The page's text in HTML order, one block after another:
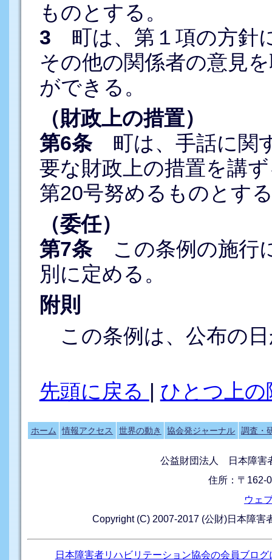
ものとする。
3 町は、第１項の方針
その他の関係者の意見
ができる。
（財政上の措置）
第6条町は、手話に関
要な財政上の措置を講
第20号努めるものとす
（委任）
第7条この条例の施行
別に定める。
附則
この条例は、公布の
先頭に戻る ひとつ上の
ホーム 情報アクセス 世界の動き 協会発ジャーナル 調査・
公益財団法人 日本障害
住所：〒162-
ウェ
Copyright (C) 2007-2017 (公財)日本障
日本障害者リハビリテーション協会の会員ブロ